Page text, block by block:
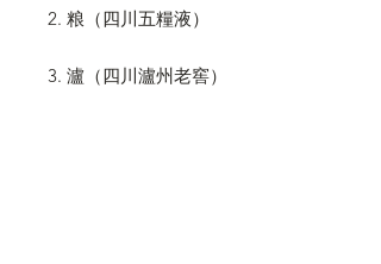
2. 粮（四川五糧液）
3. 瀘（四川瀘州老窖）